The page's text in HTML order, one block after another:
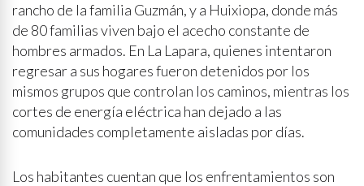
rancho de la familia Guzmán, y a Huixiopa, donde más
de 80 familias viven bajo el acecho constante de
hombres armados. En La Lapara, quienes intentaron
regresar a sus hogares fueron detenidos por los
mismos grupos que controlan los caminos, mientras los
cortes de energía eléctrica han dejado a las
comunidades completamente aisladas por días.
Los habitantes cuentan que los enfrentamientos son